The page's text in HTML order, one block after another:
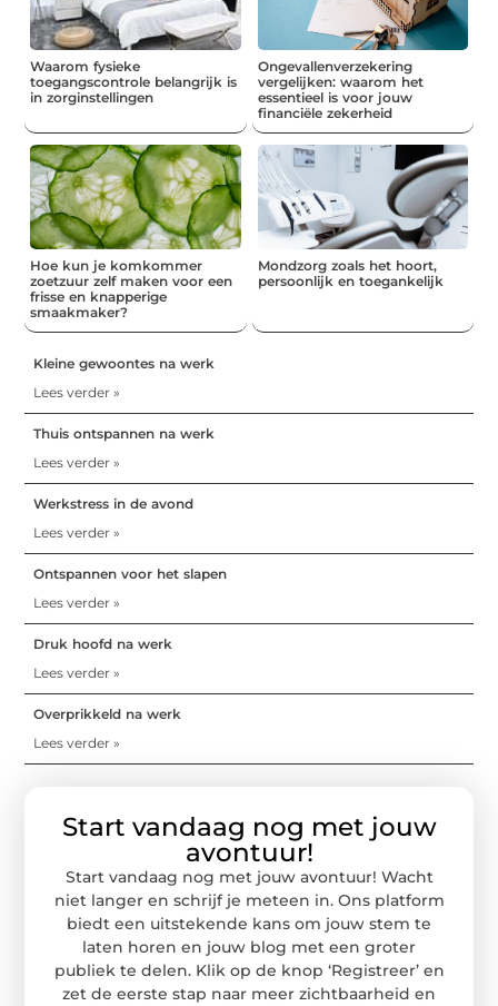
Waarom fysieke
toegangscontrole belangrijk is
in zorginstellingen
Ongevallenverzekering
vergelijken: waarom het
essentieel is voor jouw
financiële zekerheid
Hoe kun je komkommer
zoetzuur zelf maken voor een
frisse en knapperige
smaakmaker?
Mondzorg zoals het hoort,
persoonlijk en toegankelijk
Kleine gewoontes na werk
Lees verder »
Thuis ontspannen na werk
Lees verder »
Werkstress in de avond
Lees verder »
Ontspannen voor het slapen
Lees verder »
Druk hoofd na werk
Lees verder »
Overprikkeld na werk
Lees verder »
Start vandaag nog met jouw
avontuur!
Start vandaag nog met jouw avontuur! Wacht
niet langer en schrijf je meteen in. Ons platform
biedt een uitstekende kans om jouw stem te
laten horen en jouw blog met een groter
publiek te delen. Klik op de knop ‘Registreer’ en
zet de eerste stap naar meer zichtbaarheid en